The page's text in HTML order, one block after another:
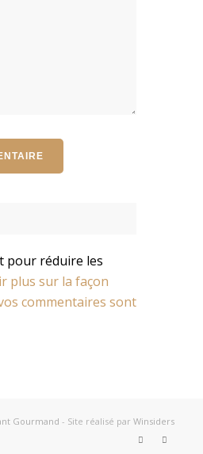
pour réduire les
plus sur la façon
commentaires sont
Gourmand - Site réalisé par Winsiders